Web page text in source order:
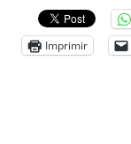
Imprimir